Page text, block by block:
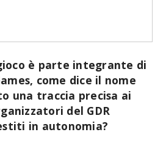
è parte integrante di
come dice il nome
una traccia precisa ai
del GDR
in autonomia?